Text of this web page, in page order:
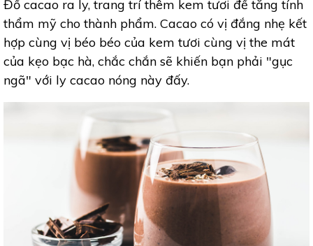
Đổ cacao ra ly, trang trí thêm kem tươi để tăng tính
thẩm mỹ cho thành phẩm. Cacao có vị đắng nhẹ kết
hợp cùng vị béo béo của kem tươi cùng vị the mát
của kẹo bạc hà, chắc chắn sẽ khiến bạn phải "gục
ngã" với ly cacao nóng này đấy.